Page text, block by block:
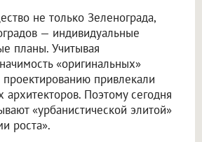
не только Зеленограда,
— индивидуальные
планы. Учитывая
«оригинальных»
проектированию привлекали
архитекторов. Поэтому сегодня
«урбанистической элитой»
роста».